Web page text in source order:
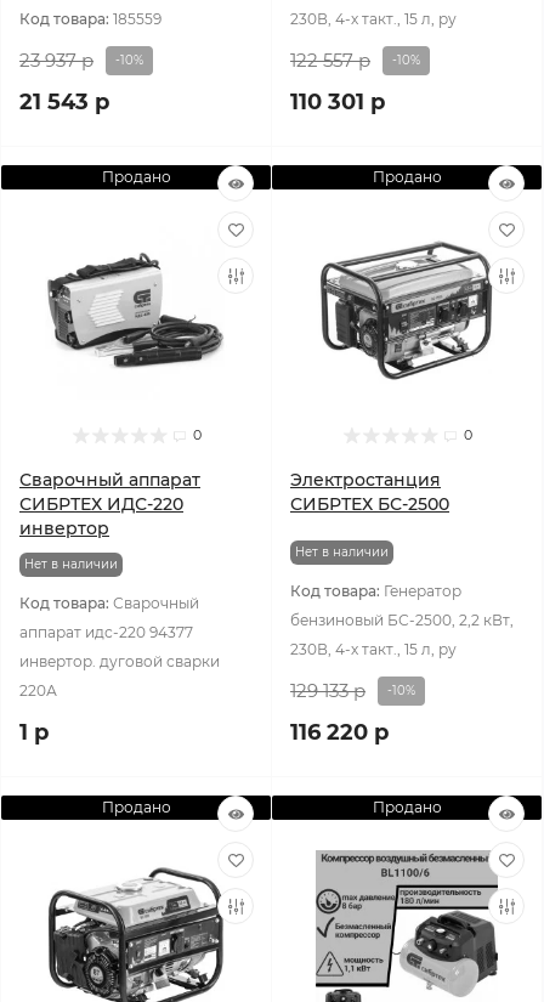
Код товара: 185559
23 937 р -10%
21 543 р
230В, 4-х такт., 15 л, ру
122 557 р -10%
110 301 р
Продано
0
Сварочный аппарат
СИБРТЕХ ИДС-220
инвертор
Нет в наличии
Код товара: Сварочный
аппарат идс-220 94377
инвертор. дуговой сварки
220А
1 р
Продано
0
Электростанция
СИБРТЕХ БС-2500
Нет в наличии
Код товара: Генератор
бензиновый БС-2500, 2,2 кВт,
230В, 4-х такт., 15 л, ру
129 133 р -10%
116 220 р
Продано Продано